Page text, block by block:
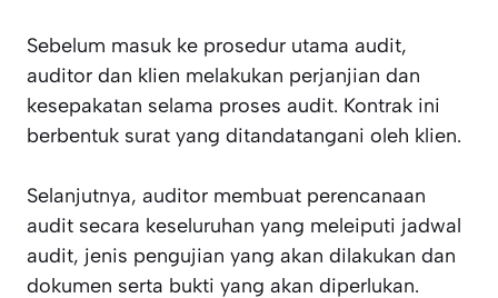
Sebelum masuk ke prosedur utama audit,
auditor dan klien melakukan perjanjian dan
kesepakatan selama proses audit. Kontrak ini
berbentuk surat yang ditandatangani oleh klien.
Selanjutnya, auditor membuat perencanaan
audit secara keseluruhan yang meleiputi jadwal
audit, jenis pengujian yang akan dilakukan dan
dokumen serta bukti yang akan diperlukan.